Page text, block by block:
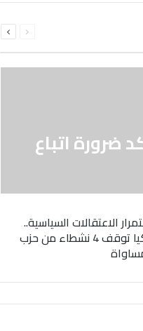
الصفحةالصفحة
ضرورة اتباع
الاعتقالات السياسية..
تركيا توقف 4 نشطاء من حزب